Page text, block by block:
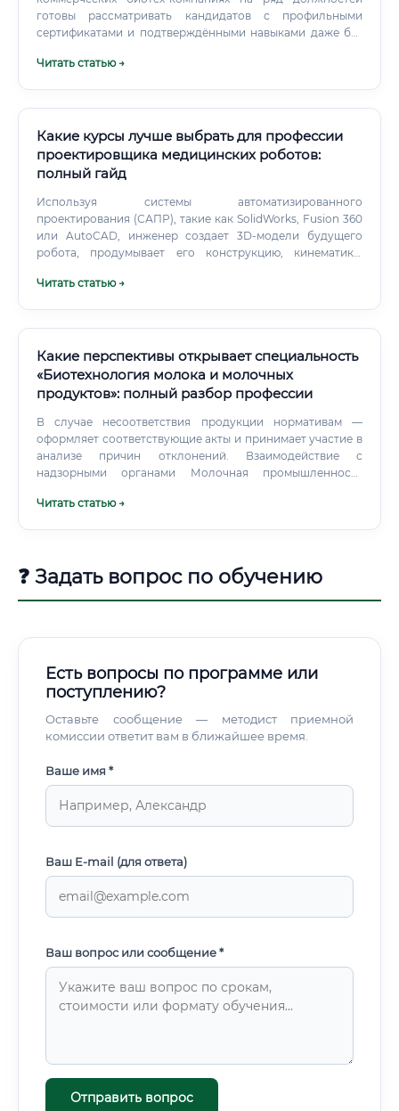
Публикационный список (список научных статей) Ссылка
на GitHub с вашими проектами Что дополнительно
публикаций в рецензируемых журналах Портфолио
курсам Смежные специальности и чем биоинформатика
их превосходит Существует несколько специальностей,
которые пересекаются с биоинформатикой или часто
готовы рассматривать кандидатов с профильными
сертификатами и подтверждёнными навыками даже без
выпускники курсов Это закономерный вопрос, и ответ на
Читать статью →
Какие курсы лучше выбрать для профессии
проектировщика медицинских роботов:
полный гайд
Используя системы автоматизированного
проектирования (САПР), такие как SolidWorks, Fusion 360
или AutoCAD, инженер создает 3D-модели будущего
робота, продумывает его конструкцию, кинематику,
электронные компоненты. Проектировщик (или команда
Читать статью →
Какие перспективы открывает специальность
«Биотехнология молока и молочных
продуктов»: полный разбор профессии
В случае несоответствия продукции нормативам —
оформляет соответствующие акты и принимает участие в
анализе причин отклонений. Взаимодействие с
надзорными органами Молочная промышленность
взаимодействует с Роспотребнадзором,
Читать статью →
❓ Задать вопрос по обучению
Есть вопросы по программе или
поступлению?
Оставьте сообщение — методист приемной
комиссии ответит вам в ближайшее время.
Ваше имя *
Ваш E-mail (для ответа)
Ваш вопрос или сообщение *
Отправить вопрос